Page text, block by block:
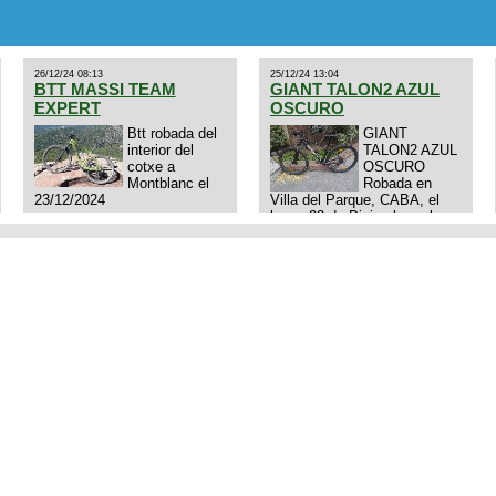
26/12/24 08:13
BTT MASSI TEAM
EXPERT
Btt robada del
interior del
cotxe a
Montblanc el
23/12/2024
25/12/24 13:04
GIANT TALON2 AZUL
OSCURO
GIANT
TALON2 AZUL
OSCURO
Robada en
Villa del Parque, CABA, el
lunes 23 de Diciembre a las